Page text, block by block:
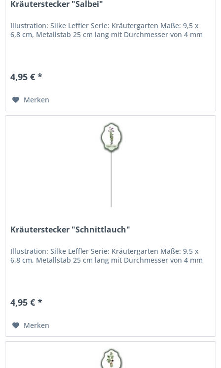
Kräuterstecker "Salbei"
Illustration: Silke Leffler Serie: Kräutergarten Maße: 9,5 x
6,8 cm, Metallstab 25 cm lang mit Durchmesser von 4 mm
4,95 € *
Merken
Kräuterstecker "Schnittlauch"
Illustration: Silke Leffler Serie: Kräutergarten Maße: 9,5 x
6,8 cm, Metallstab 25 cm lang mit Durchmesser von 4 mm
4,95 € *
Merken